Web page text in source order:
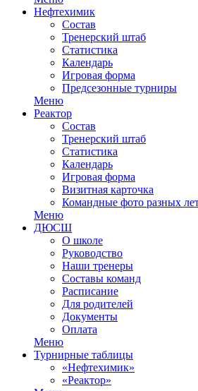
Нефтехимик
Состав
Тренерский штаб
Статистика
Календарь
Игровая форма
Предсезонные турниры
Меню
Реактор
Состав
Тренерский штаб
Статистика
Календарь
Игровая форма
Визитная карточка
Командные фото разных
Меню
ДЮСШ
О школе
Руководство
Наши тренеры
Составы команд
Расписание
Для родителей
Документы
Оплата
Меню
Турнирные таблицы
«Нефтехимик»
«Реактор»